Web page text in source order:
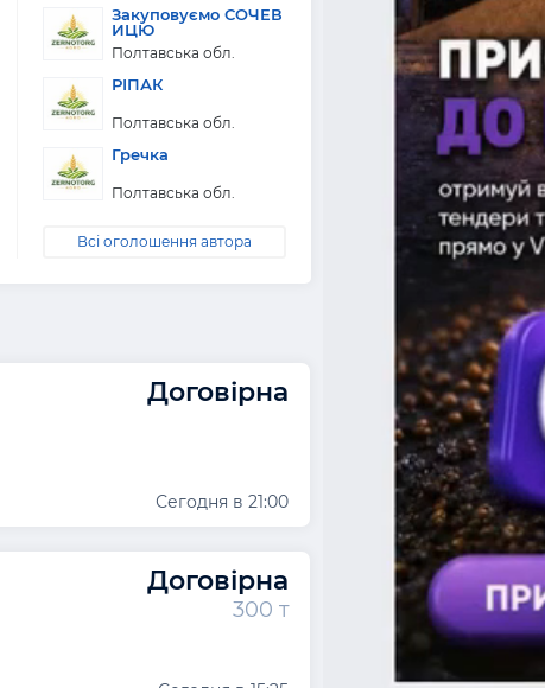
Закуповуємо СОЧЕВ
ИЦЮ
Полтавська обл.
РІПАК
Полтавська обл.
Гречка
Полтавська обл.
Всі оголошення автора
Договірна
Сегодня в 21:00
Договірна
300 т